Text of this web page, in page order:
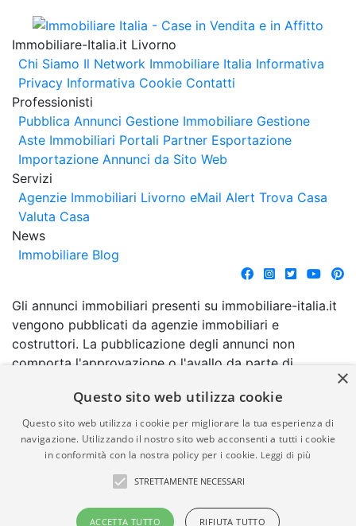
Immobiliare-Italia.it Livorno
Chi Siamo Il Network Immobiliare Italia Informativa
Privacy Informativa Cookie Contatti
Professionisti
Pubblica Annunci Gestione Immobiliare Gestione
Aste Immobiliari Portali Partner Esportazione
Importazione Annunci da Sito Web
Servizi
Agenzie Immobiliari Livorno eMail Alert Trova Casa
Valuta Casa
News
Immobiliare Blog
Gli annunci immobiliari presenti su immobiliare-italia.it
vengono pubblicati da agenzie immobiliari e
costruttori. La pubblicazione degli annunci non
comporta l'approvazione o l'avallo da parte di
garanzia da parte di quest'ultima. immobiliare-italia.it
quindi non è responsabile della veridicità, della
correttezza, della completezza, della normativa in
materia di privacy e/o di alcun altro aspetto dei
suddetti annunci.
© Copyright 2007 - 2026
Powered by
×
Questo sito web utilizza cookie
Questo sito web utilizza i cookie per migliorare la tua esperienza di
navigazione. Utilizzando il nostro sito web acconsenti a tutti i cookie
in conformità con la nostra policy per i cookie. Leggi di più
STRETTAMENTE NECESSARI
ACCETTA TUTTO RIFIUTA TUTTO